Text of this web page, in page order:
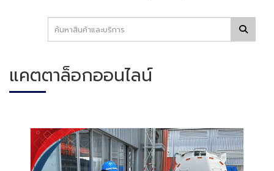
แคตตาล็อกออนไลน์